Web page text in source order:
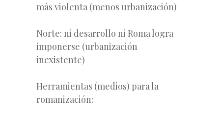
más violenta (menos urbanización)
Norte: ni desarrollo ni Roma logra
imponerse (urbanización
inexistente)
Herramientas (medios) para la
romanización: